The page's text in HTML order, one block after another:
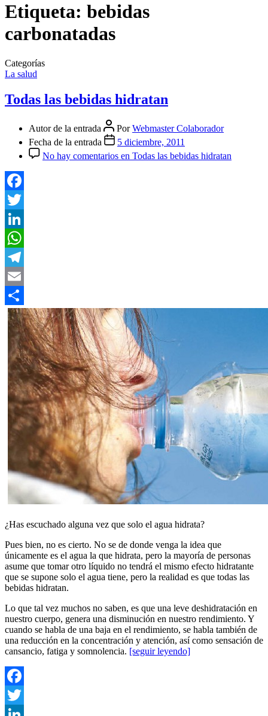
Etiqueta: bebidas
carbonatadas
Categorías
La salud
Todas las bebidas hidratan
Autor de la entrada PorWebmaster Colaborador
Fecha de la entrada
5 diciembre, 2011
No hay comentarios en Todas las bebidas hidratan
Facebook
Twitter
LinkedIn
WhatsApp
Telegram
Email
Compartir
¿Has escuchado alguna vez que solo el agua hidrata?
Pues bien, no es cierto. No se de donde venga la idea que
únicamente es el agua la que hidrata, pero la mayoría de personas
asume que tomar otro líquido no tendrá el mismo efecto hidratante
que se supone solo el agua tiene, pero la realidad es que todas las
bebidas hidratan.
Lo que tal vez muchos no saben, es que una leve deshidratación en
nuestro cuerpo, genera una disminución en nuestro rendimiento. Y
cuando se habla de una baja en el rendimiento, se habla también de
una reducción en la concentración y atención, así como sensación de
cansancio, fatiga y somnolencia. [seguir leyendo]
Facebook
Twitter